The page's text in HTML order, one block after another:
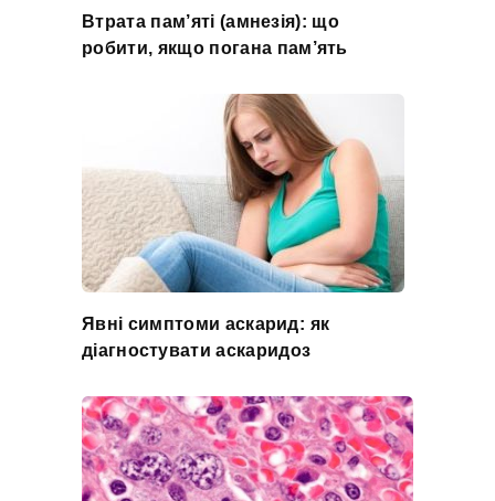
Втрата пам’яті (амнезія): що
робити, якщо погана пам’ять
Явні симптоми аскарид: як
діагностувати аскаридоз